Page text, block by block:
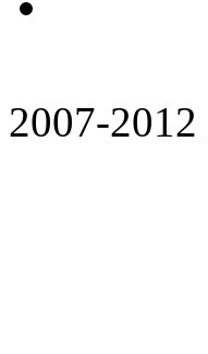
2007-2012